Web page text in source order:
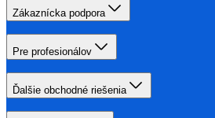
Zákaznícka podpora
Pre profesionálov
Ďalšie obchodné riešenia